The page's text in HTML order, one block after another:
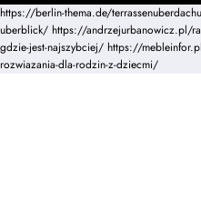
https://berlin-thema.de/
uberblick/ https://andrzejurbanowicz.pl/
gdzie-jest-najszybciej/ https://
rozwiazania-dla-rodzin-z-dziecmi/